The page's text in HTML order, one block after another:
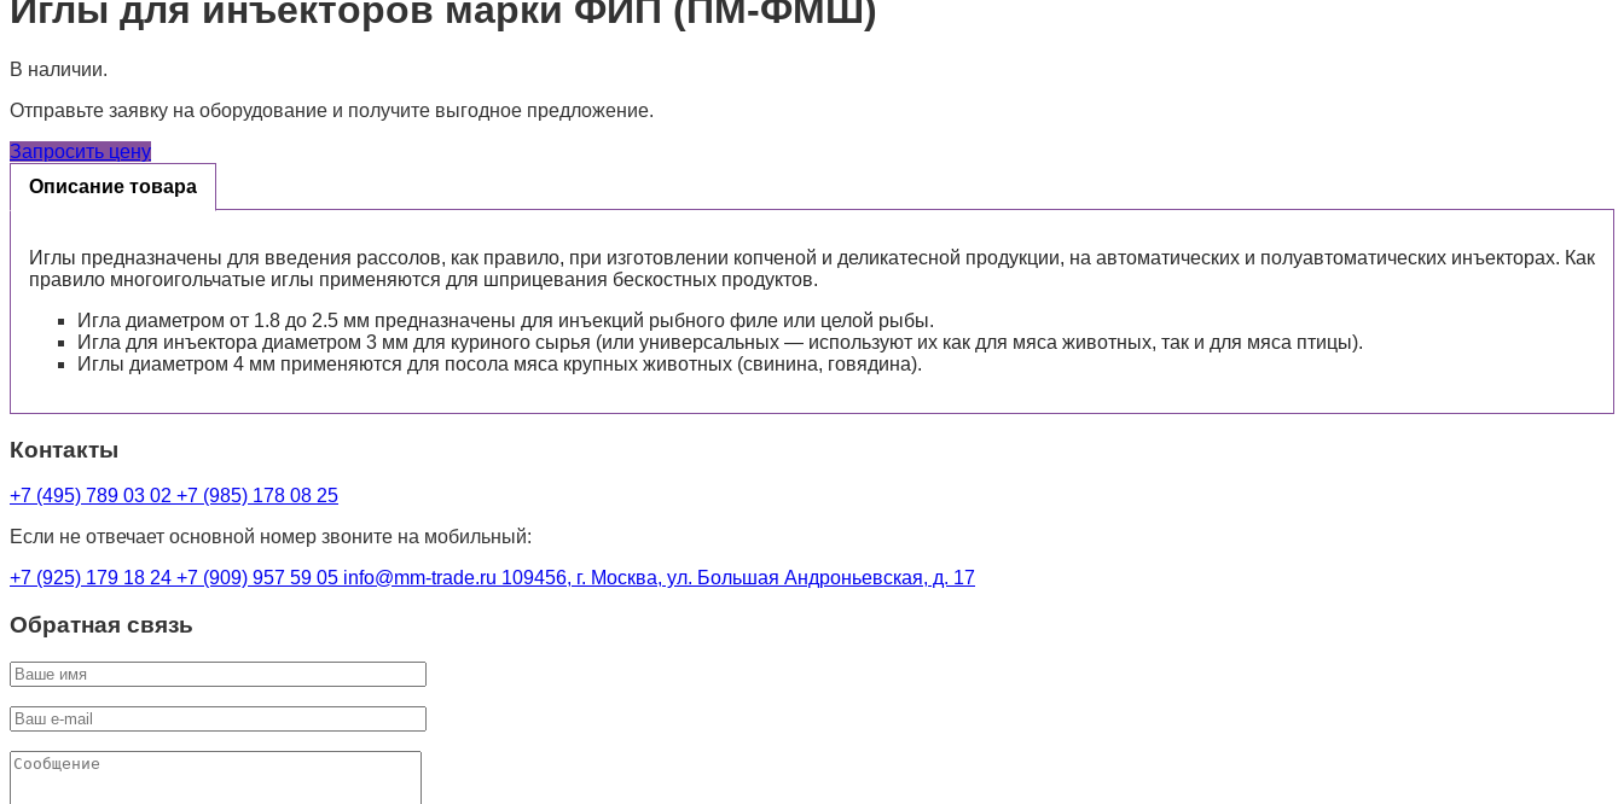
Иглы для инъекторов марки ФИП (ПМ-ФМШ)
В наличии.
Отправьте заявку на оборудование и получите выгодное предложение.
Запросить цену
Описание товара
Иглы предназначены для введения рассолов, как правило, при изготовлении копченой и деликатесной продукции, на автоматических и полуавтоматических инъекторах. Как
правило многоигольчатые иглы применяются для шприцевания бескостных продуктов.
Игла диаметром от 1.8 до 2.5 мм предназначены для инъекций рыбного филе или целой рыбы.
Игла для инъектора диаметром 3 мм для куриного сырья (или универсальных — используют их как для мяса животных, так и для мяса птицы).
Иглы диаметром 4 мм применяются для посола мяса крупных животных (свинина, говядина).
Контакты
+7 (495) 789 03 02 +7 (985) 178 08 25
Если не отвечает основной номер звоните на мобильный:
+7 (925) 179 18 24 +7 (909) 957 59 05 info@mm-trade.ru 109456, г. Москва, ул. Большая Андроньевская, д. 17
Обратная связь